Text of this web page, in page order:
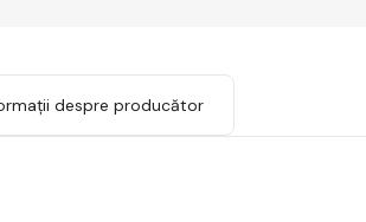
despre producător